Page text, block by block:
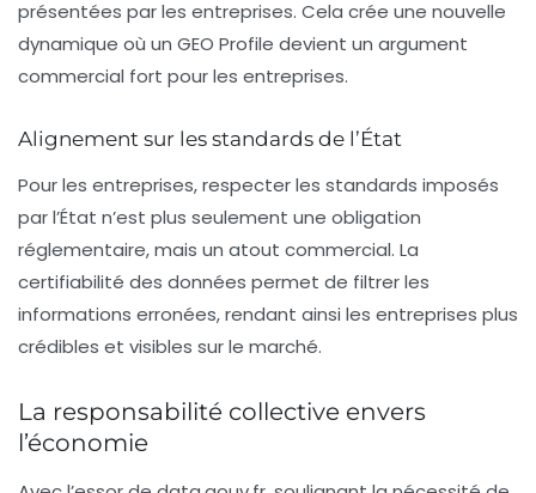
présentées par les entreprises. Cela crée une nouvelle
dynamique où un GEO Profile devient un argument
commercial fort pour les entreprises.
Alignement sur les standards de l’État
Pour les entreprises, respecter les standards imposés
par l’État n’est plus seulement une obligation
réglementaire, mais un atout commercial. La
certifiabilité des données permet de filtrer les
informations erronées, rendant ainsi les entreprises plus
crédibles et visibles sur le marché.
La responsabilité collective envers
l’économie